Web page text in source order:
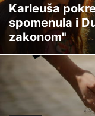
Karleuša
spomenula i
zakonom"